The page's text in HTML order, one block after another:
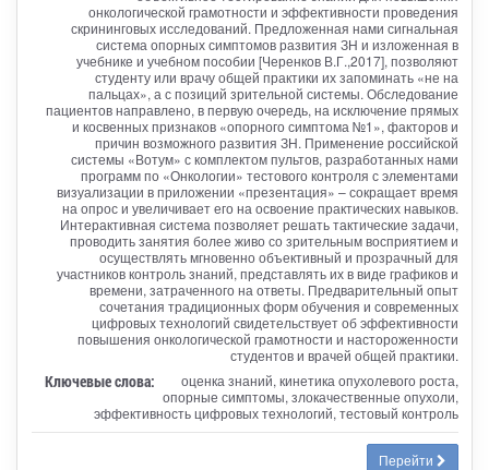
онкологической грамотности и эффективности проведения
скрининговых исследований. Предложенная нами сигнальная
система опорных симптомов развития ЗН и изложенная в
учебнике и учебном пособии [Черенков В.Г.,2017], позволяют
студенту или врачу общей практики их запоминать «не на
пальцах», а с позиций зрительной системы. Обследование
пациентов направлено, в первую очередь, на исключение прямых
и косвенных признаков «опорного симптома №1», факторов и
причин возможного развития ЗН. Применение российской
системы «Вотум» с комплектом пультов, разработанных нами
программ по «Онкологии» тестового контроля с элементами
визуализации в приложении «презентация» – сокращает время
на опрос и увеличивает его на освоение практических навыков.
Интерактивная система позволяет решать тактические задачи,
проводить занятия более живо со зрительным восприятием и
осуществлять мгновенно объективный и прозрачный для
участников контроль знаний, представлять их в виде графиков и
времени, затраченного на ответы. Предварительный опыт
сочетания традиционных форм обучения и современных
цифровых технологий свидетельствует об эффективности
повышения онкологической грамотности и настороженности
студентов и врачей общей практики.
Ключевые слова:
оценка знаний, кинетика опухолевого роста,
опорные симптомы, злокачественные опухоли,
эффективность цифровых технологий, тестовый контроль
Перейти